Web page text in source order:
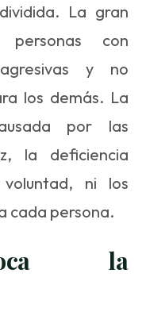
La gran
con
y no
los demás. La
por las
la deficiencia
ni los
cada persona.
la